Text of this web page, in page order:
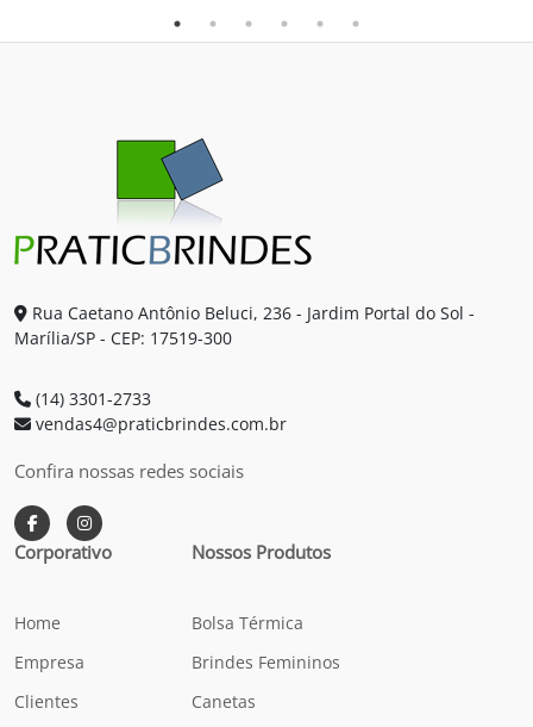
Rua Caetano Antônio Beluci, 236 - Jardim Portal do Sol -
Marília/SP - CEP: 17519-300
(14) 3301-2733
vendas4@praticbrindes.com.br
Confira nossas redes sociais
Corporativo
Home
Empresa
Clientes
Nossos Produtos
Bolsa Térmica
Brindes Femininos
Canetas